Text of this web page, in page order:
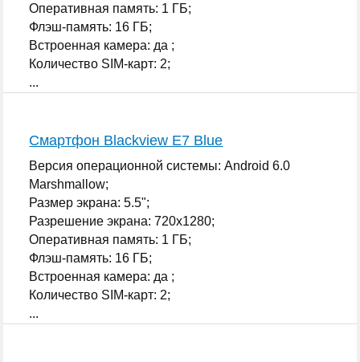
Оперативная память: 1 ГБ;
Флэш-память: 16 ГБ;
Встроенная камера: да ;
Количество SIM-карт: 2;
...
Смартфон Blackview E7 Blue
Версия операционной системы: Android 6.0
Marshmallow;
Размер экрана: 5.5";
Разрешение экрана: 720x1280;
Оперативная память: 1 ГБ;
Флэш-память: 16 ГБ;
Встроенная камера: да ;
Количество SIM-карт: 2;
...